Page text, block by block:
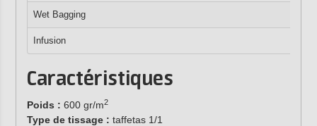
Wet Bagging
Infusion
Caractéristiques
Poids : 600 gr/m2
Type de tissage : taffetas 1/1